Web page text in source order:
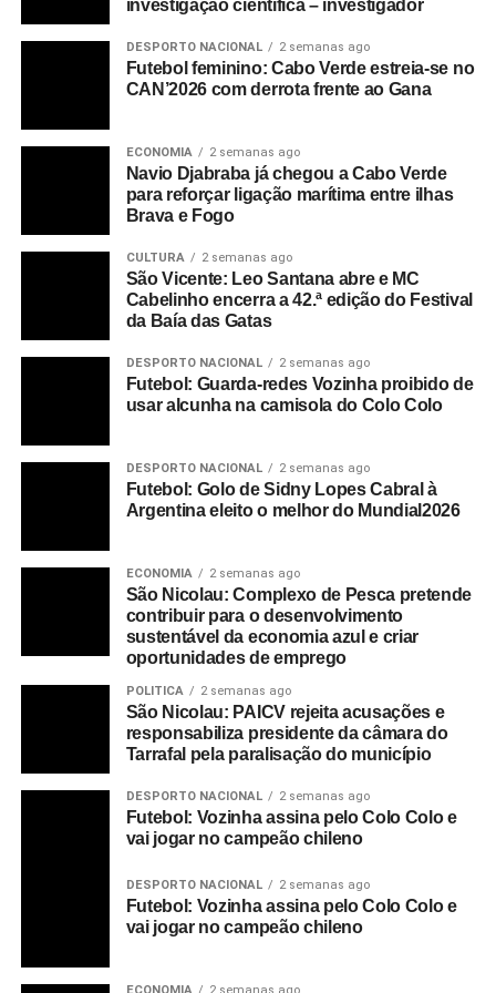
operação de descarga suspensa desde a manhã de
quarta-feira, 20, com os estivadores a aguardarem novas
instruções para a retoma dos trabalhos, além das três
pessoas que contactara o capitão em quarentena.
confirmados acumulados de covid-19, distribuídos pelas
ilhas de Santiago (290, sendo 282 na Praia, dois no
Tarrafal, quatro e São Domingos e dois em Santa Cruz),
da Boa Vista (56) e de São Vicente (três).
Destes casos testados positivos, há a registar 85
recuperados e três mortes – um cidadão inglês, na ilha da
A nível global, segundo um balanço da agência de
de mais de 323 mil mortos e infectou mais de 4,9 milhões
de pessoas em 196 países e territórios.
curados pelas autoridades de saúde.
A nível global, segundo um balanço da agência de
notícias AFP, a pandemia de covid-19 já provocou mais
de 325 mil mortos e infetou quase cinco milhões de
pessoas em 196 países e territórios.
Mais de 1,8 milhões de doentes foram considerados
RELATED TOPICS: COVID-19 DESTAQUE ILHA DO FOGO
investigação científica – investigador
DESPORTO NACIONAL 2 semanas ago
Futebol feminino: Cabo Verde estreia-se no
CAN’2026 com derrota frente ao Gana
ECONOMIA 2 semanas ago
Navio Djabraba já chegou a Cabo Verde
para reforçar ligação marítima entre ilhas
Brava e Fogo
CULTURA 2 semanas ago
São Vicente: Leo Santana abre e MC
Cabelinho encerra a 42.ª edição do Festival
da Baía das Gatas
DESPORTO NACIONAL 2 semanas ago
Futebol: Guarda-redes Vozinha proibido de
usar alcunha na camisola do Colo Colo
DESPORTO NACIONAL 2 semanas ago
Futebol: Golo de Sidny Lopes Cabral à
Argentina eleito o melhor do Mundial2026
ECONOMIA 2 semanas ago
São Nicolau: Complexo de Pesca pretende
contribuir para o desenvolvimento
sustentável da economia azul e criar
oportunidades de emprego
POLITICA 2 semanas ago
São Nicolau: PAICV rejeita acusações e
responsabiliza presidente da câmara do
Tarrafal pela paralisação do município
DESPORTO NACIONAL 2 semanas ago
Futebol: Vozinha assina pelo Colo Colo e
vai jogar no campeão chileno
DESPORTO NACIONAL 2 semanas ago
Futebol: Vozinha assina pelo Colo Colo e
vai jogar no campeão chileno